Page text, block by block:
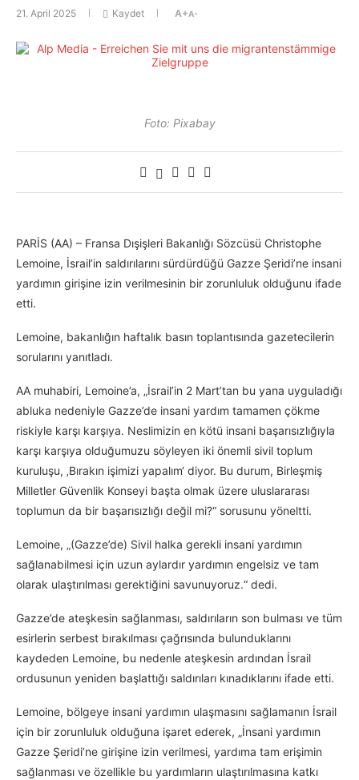
21. April 2025 Kaydet A+A-
Foto: Pixabay
PARİS (AA) – Fransa Dışişleri Bakanlığı Sözcüsü Christophe
Lemoine, İsrail’in saldırılarını sürdürdüğü Gazze Şeridi’ne insani
yardımın girişine izin verilmesinin bir zorunluluk olduğunu ifade
etti.
Lemoine, bakanlığın haftalık basın toplantısında gazetecilerin
sorularını yanıtladı.
AA muhabiri, Lemoine’a, „İsrail’in 2 Mart’tan bu yana uyguladığı
abluka nedeniyle Gazze’de insani yardım tamamen çökme
riskiyle karşı karşıya. Neslimizin en kötü insani başarısızlığıyla
karşı karşıya olduğumuzu söyleyen iki önemli sivil toplum
kuruluşu, ‚Bırakın işimizi yapalım‘ diyor. Bu durum, Birleşmiş
Milletler Güvenlik Konseyi başta olmak üzere uluslararası
toplumun da bir başarısızlığı değil mi?“ sorusunu yöneltti.
Lemoine, „(Gazze’de) Sivil halka gerekli insani yardımın
sağlanabilmesi için uzun aylardır yardımın engelsiz ve tam
olarak ulaştırılması gerektiğini savunuyoruz.“ dedi.
Gazze’de ateşkesin sağlanması, saldırıların son bulması ve tüm
esirlerin serbest bırakılması çağrısında bulunduklarını
kaydeden Lemoine, bu nedenle ateşkesin ardından İsrail
ordusunun yeniden başlattığı saldırıları kınadıklarını ifade etti.
Lemoine, bölgeye insani yardımın ulaşmasını sağlamanın İsrail
için bir zorunluluk olduğuna işaret ederek, „İnsani yardımın
Gazze Şeridi’ne girişine izin verilmesi, yardıma tam erişimin
sağlanması ve özellikle bu yardımların ulaştırılmasına katkı